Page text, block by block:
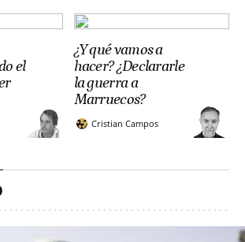
el
¿Y qué vamos a
hacer? ¿Declararle
la guerra a
Marruecos?
Cristian Campos